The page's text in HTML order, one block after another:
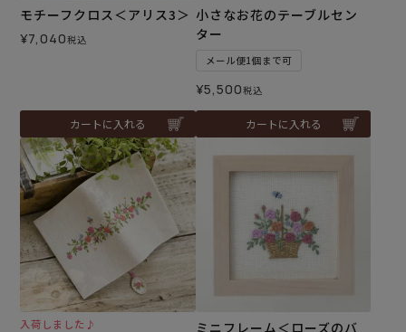
モチーフクロス＜アリス3＞
¥7,040税込
カートに入れる
小さなお花のテーブルセン
ター
メール便1個まで可
¥5,500税込
カートに入れる
入荷しました♪
ミニフレーム＜ローズのバ